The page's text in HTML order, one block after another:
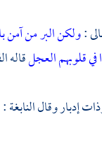
:ولكن البر من آمن
في قلوبهم العجلقاله
إدبار وقالالنابغة: